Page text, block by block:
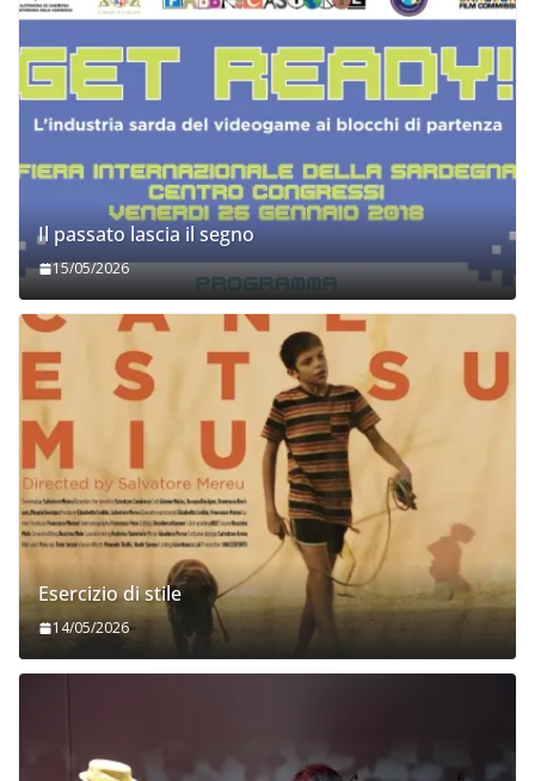
Il passato lascia il segno
15/05/2026
Esercizio di stile
14/05/2026